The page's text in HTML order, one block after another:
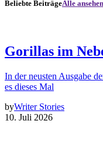
Beliebte BeiträgeAlle ansehen
Gorillas im
In der neusten Ausgabe
es dieses Mal
byWriter Stories
10. Juli 2026